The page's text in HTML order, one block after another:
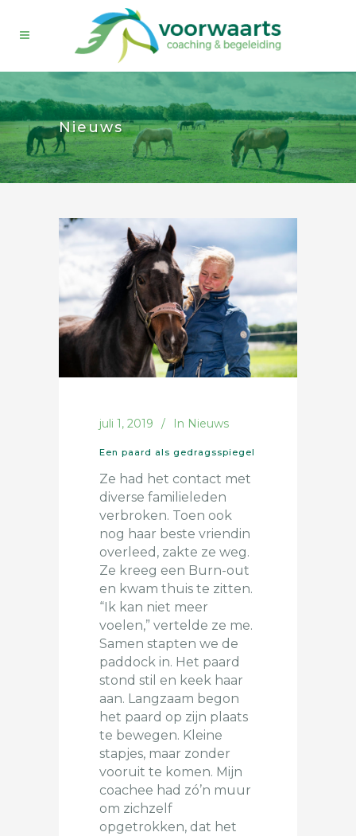
Nieuws
juli 1, 2019 In Nieuws
Een paard als gedragsspiegel
Ze had het contact met
diverse familieleden
verbroken. Toen ook
nog haar beste vriendin
overleed, zakte ze weg.
Ze kreeg een Burn-out
en kwam thuis te zitten.
“Ik kan niet meer
voelen,” vertelde ze me.
Samen stapten we de
paddock in. Het paard
stond stil en keek haar
aan. Langzaam begon
het paard op zijn plaats
te bewegen. Kleine
stapjes, maar zonder
vooruit te komen. Mijn
coachee had zó’n muur
om zichzelf
opgetrokken, dat het